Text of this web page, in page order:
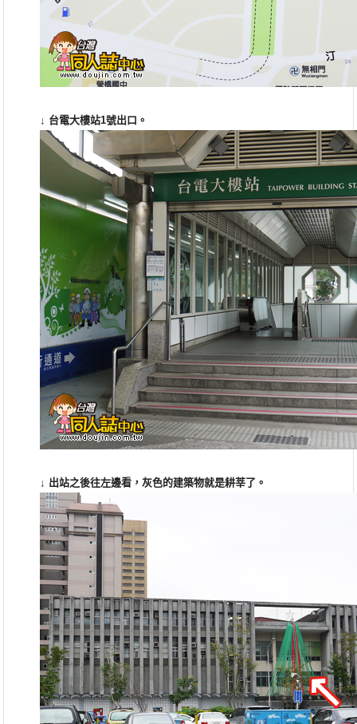
↓ 台電大樓站1號出口。
↓ 出站之後往左邊看，灰色的建築物就是耕莘了 。